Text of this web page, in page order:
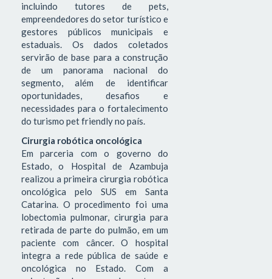
incluindo tutores de pets,
empreendedores do setor turístico e
gestores públicos municipais e
estaduais. Os dados coletados
servirão de base para a construção
de um panorama nacional do
segmento, além de identificar
oportunidades, desafios e
necessidades para o fortalecimento
do turismo pet friendly no país.
Cirurgia robótica oncológica
Em parceria com o governo do
Estado, o Hospital de Azambuja
realizou a primeira cirurgia robótica
oncológica pelo SUS em Santa
Catarina. O procedimento foi uma
lobectomia pulmonar, cirurgia para
retirada de parte do pulmão, em um
paciente com câncer. O hospital
integra a rede pública de saúde e
oncológica no Estado. Com a